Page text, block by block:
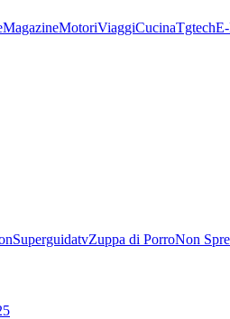
MagazineMotoriViaggiCucinaTgtech
SuperguidatvZuppa di PorroNon